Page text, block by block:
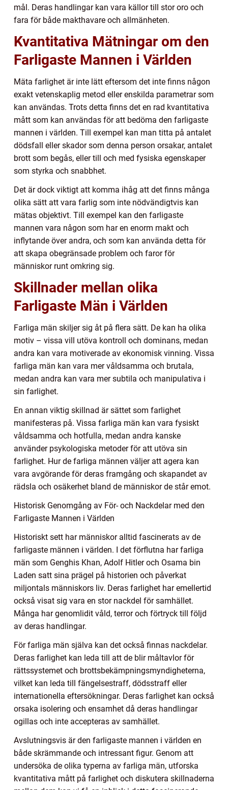
mål. Deras handlingar kan vara källor till stor oro och
fara för både makthavare och allmänheten.
Kvantitativa Mätningar om den
Farligaste Mannen i Världen
Mäta farlighet är inte lätt eftersom det inte finns någon
exakt vetenskaplig metod eller enskilda parametrar som
kan användas. Trots detta finns det en rad kvantitativa
mått som kan användas för att bedöma den farligaste
mannen i världen. Till exempel kan man titta på antalet
dödsfall eller skador som denna person orsakar, antalet
brott som begås, eller till och med fysiska egenskaper
som styrka och snabbhet.
Det är dock viktigt att komma ihåg att det finns många
olika sätt att vara farlig som inte nödvändigtvis kan
mätas objektivt. Till exempel kan den farligaste
mannen vara någon som har en enorm makt och
inflytande över andra, och som kan använda detta för
att skapa obegränsade problem och faror för
människor runt omkring sig.
Skillnader mellan olika
Farligaste Män i Världen
Farliga män skiljer sig åt på flera sätt. De kan ha olika
motiv – vissa vill utöva kontroll och dominans, medan
andra kan vara motiverade av ekonomisk vinning. Vissa
farliga män kan vara mer våldsamma och brutala,
medan andra kan vara mer subtila och manipulativa i
sin farlighet.
En annan viktig skillnad är sättet som farlighet
manifesteras på. Vissa farliga män kan vara fysiskt
våldsamma och hotfulla, medan andra kanske
använder psykologiska metoder för att utöva sin
farlighet. Hur de farliga männen väljer att agera kan
vara avgörande för deras framgång och skapandet av
rädsla och osäkerhet bland de människor de står emot.
Historisk Genomgång av För- och Nackdelar med den
Farligaste Mannen i Världen
Historiskt sett har människor alltid fascinerats av de
farligaste männen i världen. I det förflutna har farliga
män som Genghis Khan, Adolf Hitler och Osama bin
Laden satt sina prägel på historien och påverkat
miljontals människors liv. Deras farlighet har emellertid
också visat sig vara en stor nackdel för samhället.
Många har genomlidit våld, terror och förtryck till följd
av deras handlingar.
För farliga män själva kan det också finnas nackdelar.
Deras farlighet kan leda till att de blir måltavlor för
rättssystemet och brottsbekämpningsmyndigheterna,
vilket kan leda till fängelsestraff, dödsstraff eller
internationella eftersökningar. Deras farlighet kan också
orsaka isolering och ensamhet då deras handlingar
ogillas och inte accepteras av samhället.
Avslutningsvis är den farligaste mannen i världen en
både skrämmande och intressant figur. Genom att
undersöka de olika typerna av farliga män, utforska
kvantitativa mått på farlighet och diskutera skillnaderna